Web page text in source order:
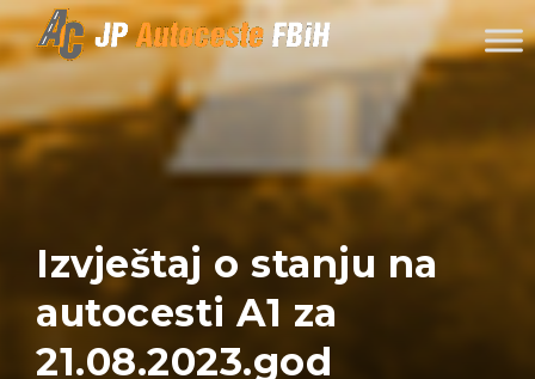
Skip to content
Izvještaj o stanju na
autocesti A1 za
21.08.2023.god